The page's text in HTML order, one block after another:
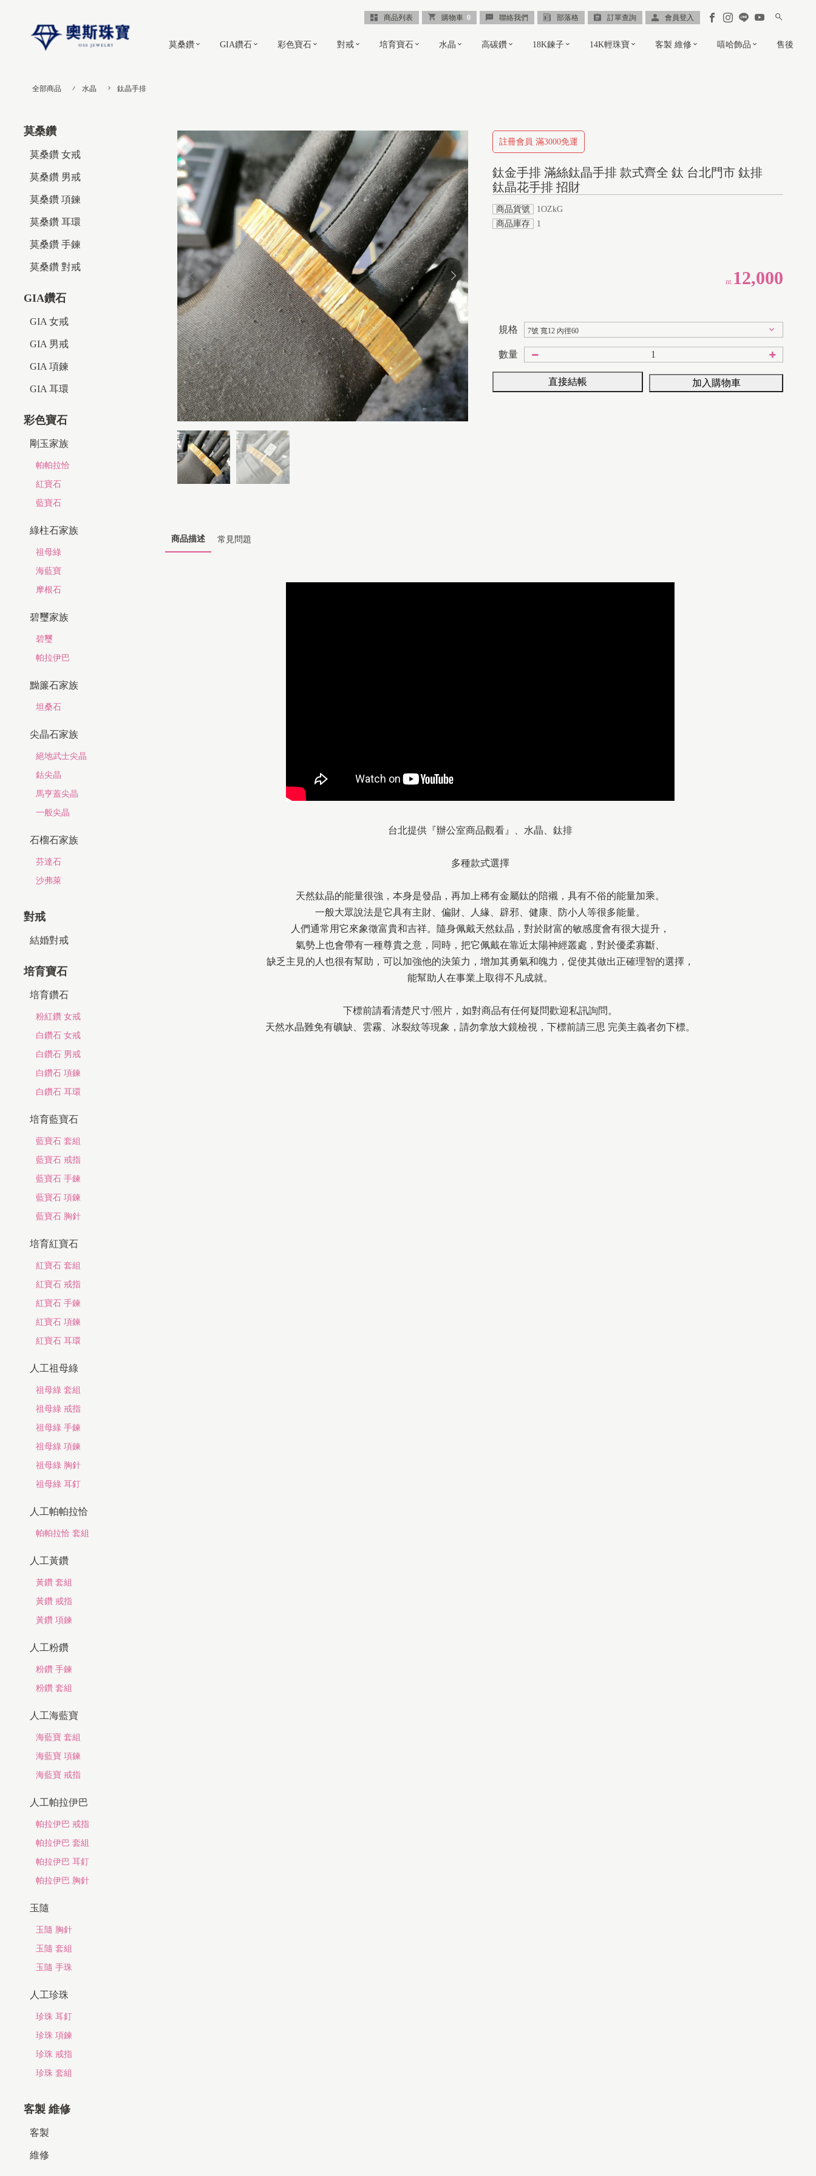
商品列表 購物車 0 聯絡我們 部落格 訂單查詢 會員登入
莫桑鑽 GIA鑽石 彩色寶石 對戒 培育寶石 水晶 高碳鑽 18K鍊子 14K輕珠寶 客製 維修 嘻哈飾品 售後
全部商品 水晶 鈦晶手排
莫桑鑽
莫桑鑽 女戒
莫桑鑽 男戒
莫桑鑽 項鍊
莫桑鑽 耳環
莫桑鑽 手鍊
莫桑鑽 對戒
GIA鑽石
GIA 女戒
GIA 男戒
GIA 項鍊
GIA 耳環
彩色寶石
剛玉家族
帕帕拉恰
紅寶石
藍寶石
綠柱石家族
祖母綠
海藍寶
摩根石
碧璽家族
碧璽
帕拉伊巴
黝簾石家族
坦桑石
尖晶石家族
絕地武士尖晶
鈷尖晶
馬亨蓋尖晶
一般尖晶
石榴石家族
芬達石
沙弗萊
對戒
結婚對戒
培育寶石
培育鑽石
粉紅鑽 女戒
白鑽石 女戒
白鑽石 男戒
白鑽石 項鍊
白鑽石 耳環
培育藍寶石
藍寶石 套組
藍寶石 戒指
藍寶石 手鍊
藍寶石 項鍊
藍寶石 胸針
培育紅寶石
紅寶石 套組
紅寶石 戒指
紅寶石 手鍊
紅寶石 項鍊
紅寶石 耳環
人工祖母綠
祖母綠 套組
祖母綠 戒指
祖母綠 手鍊
祖母綠 項鍊
祖母綠 胸針
祖母綠 耳釘
人工帕帕拉恰
帕帕拉恰 套組
人工黃鑽
黃鑽 套組
黃鑽 戒指
黃鑽 項鍊
人工粉鑽
粉鑽 手鍊
粉鑽 套組
人工海藍寶
海藍寶 套組
海藍寶 項鍊
海藍寶 戒指
人工帕拉伊巴
帕拉伊巴 戒指
帕拉伊巴 套組
帕拉伊巴 耳釘
帕拉伊巴 胸針
玉隨
玉隨 胸針
玉隨 套組
玉隨 手珠
人工珍珠
珍珠 耳釘
珍珠 項鍊
珍珠 戒指
珍珠 套組
客製 維修
客製
維修
鈦金手排 滿絲鈦晶手排 款式齊全 鈦 台北門市 鈦排
鈦晶花手排 招財
註冊會員 滿3000免運
商品貨號
1OZkG
商品庫存
1
nt. 12,000
規格
數量
直接結帳 加入購物車
商品描述 常見問題
台北提供『辦公室商品觀看』、水晶、鈦排
多種款式選擇
天然鈦晶的能量很強，本身是發晶，再加上稀有金屬鈦的陪襯，具有不俗的能量加乘。
一般大眾說法是它具有主財、偏財、人緣、辟邪、健康、防小人等很多能量。
人們通常用它來象徵富貴和吉祥。隨身佩戴天然鈦晶，對於財富的敏感度會有很大提升，
氣勢上也會帶有一種尊貴之意，同時，把它佩戴在靠近太陽神經叢處，對於優柔寡斷、
缺乏主見的人也很有幫助，可以加強他的決策力，增加其勇氣和魄力，促使其做出正確理智的選擇，
能幫助人在事業上取得不凡成就。
下標前請看清楚尺寸/照片，如對商品有任何疑問歡迎私訊詢問。
天然水晶難免有礦缺、雲霧、冰裂紋等現象，請勿拿放大鏡檢視，下標前請三思 完美主義者勿下標。